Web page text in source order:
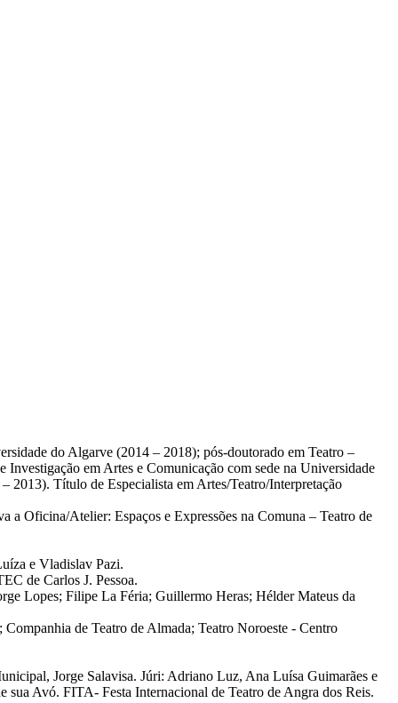
do Algarve (2014 – 2018); pós-doutorado em Teatro –
em Artes e Comunicação com sede na Universidade
2013). Título de Especialista em Artes/Teatro/Interpretação
a Oficina/Atelier: Espaços e Expressões na Comuna – Teatro de
e Vladislav Pazi.
de Carlos J. Pessoa.
Lopes; Filipe La Féria; Guillermo Heras; Hélder Mateus da
de Teatro de Almada; Teatro Noroeste - Centro
Jorge Salavisa. Júri: Adriano Luz, Ana Luísa Guimarães e
Avó. FITA- Festa Internacional de Teatro de Angra dos Reis.